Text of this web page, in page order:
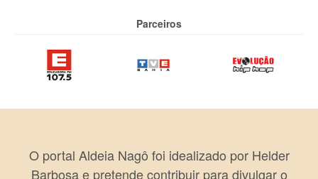
Parceiros
O portal Aldeia Nagô foi idealizado por Helder
Barbosa e pretende contribuir para divulgar o